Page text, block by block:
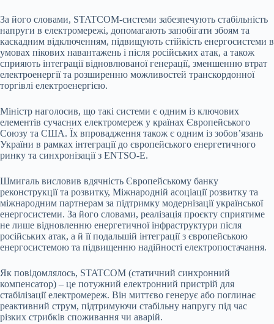
За його словами, STATCOM-системи забезпечують стабільність
напруги в електромережі, допомагають запобігати збоям та
каскадним відключенням, підвищують стійкість енергосистеми в
умовах пікових навантажень і після російських атак, а також
сприяють інтеграції відновлюваної генерації, зменшенню втрат
електроенергії та розширенню можливостей транскордонної
торгівлі електроенергією.
Міністр наголосив, що такі системи є одним із ключових
елементів сучасних електромереж у країнах Європейського
Союзу та США. Їх впровадження також є одним із зобов’язань
України в рамках інтеграції до європейського енергетичного
ринку та синхронізації з ENTSO-E.
Шмигаль висловив вдячність Європейському банку
реконструкції та розвитку, Міжнародній асоціації розвитку та
міжнародним партнерам за підтримку модернізації української
енергосистеми. За його словами, реалізація проєкту сприятиме
не лише відновленню енергетичної інфраструктури після
російських атак, а й її подальшій інтеграції з європейською
енергосистемою та підвищенню надійності електропостачання.
Як повідомлялось, STATCOM (статичний синхронний
компенсатор) – це потужний електронний пристрій для
стабілізації електромереж. Він миттєво генерує або поглинає
реактивний струм, підтримуючи стабільну напругу під час
різких стрибків споживання чи аварій.